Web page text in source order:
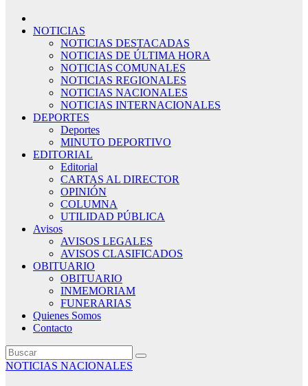
NOTICIAS
NOTICIAS DESTACADAS
NOTICIAS DE ÚLTIMA HORA
NOTICIAS COMUNALES
NOTICIAS REGIONALES
NOTICIAS NACIONALES
NOTICIAS INTERNACIONALES
DEPORTES
Deportes
MINUTO DEPORTIVO
EDITORIAL
Editorial
CARTAS AL DIRECTOR
OPINIÓN
COLUMNA
UTILIDAD PÚBLICA
Avisos
AVISOS LEGALES
AVISOS CLASIFICADOS
OBITUARIO
OBITUARIO
INMEMORIAM
FUNERARIAS
Quienes Somos
Contacto
NOTICIAS NACIONALES